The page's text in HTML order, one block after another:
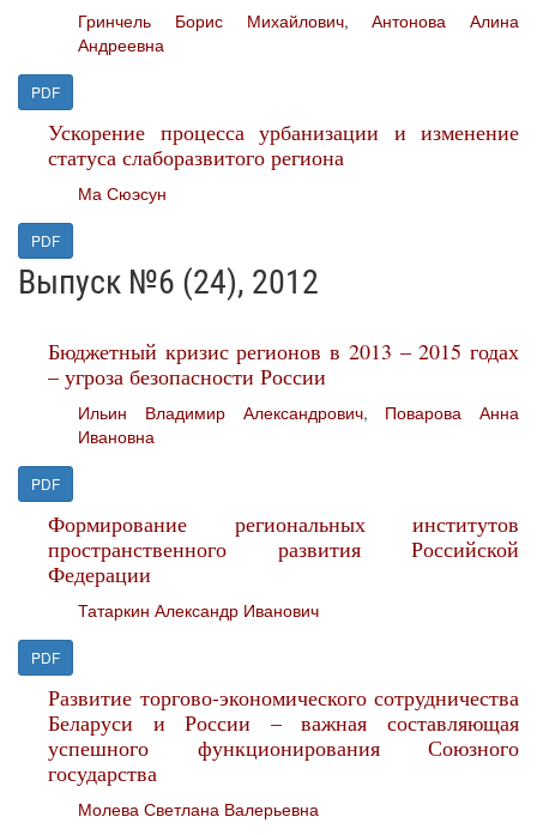
Гринчель Борис Михайлович,Антонова Алина
Андреевна
PDF
Ускорение процесса урбанизации и изменение
статуса слаборазвитого региона
Ма Сюэсун
PDF
Выпуск №6 (24), 2012
Бюджетный кризис регионов в 2013 – 2015 годах
– угроза безопасности России
Ильин Владимир Александрович, Поварова Анна
Ивановна
PDF
Формирование региональных институтов
пространственного развития Российской
Федерации
Татаркин Александр Иванович
PDF
Развитие торгово-экономического сотрудничества
Беларуси и России – важная составляющая
успешного функционирования Союзного
государства
Молева Светлана Валерьевна